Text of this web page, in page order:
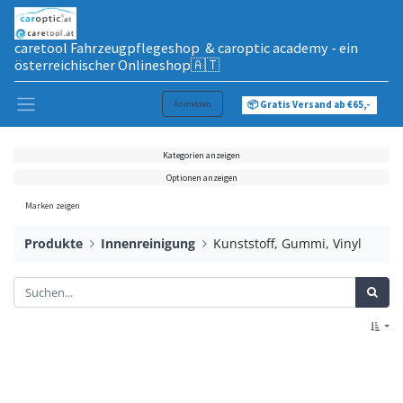
caretool Fahrzeugpflegeshop & caroptic academy - ein
österreichischer Onlineshop🇦🇹
Anmelden 📦 Gratis Versand ab €65,-
Kategorien anzeigen
Optionen anzeigen
Marken zeigen
Produkte Innenreinigung Kunststoff, Gummi, Vinyl